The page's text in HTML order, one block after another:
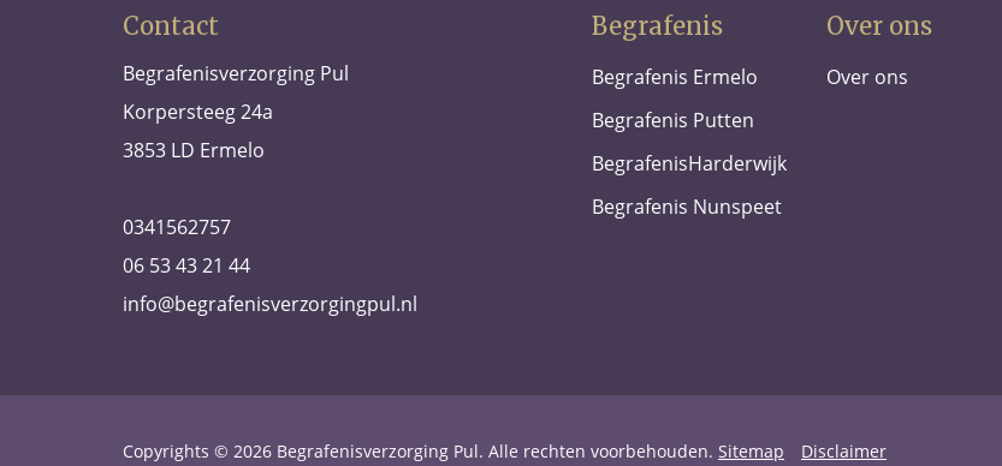
Contact
Begrafenisverzorging Pul
Korpersteeg 24a
3853 LD Ermelo
0341562757
06 53 43 21 44
info@begrafenisverzorgingpul.nl
Begrafenis
Begrafenis Ermelo
Begrafenis Putten
BegrafenisHarderwijk
Begrafenis Nunspeet
Over ons
Over ons
Copyrights © 2026 Begrafenisverzorging Pul. Alle rechten voorbehouden. Sitemap Disclaimer